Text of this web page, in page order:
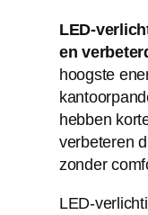
LED-
en
hoogste
hebben
verbeteren
zonder
LED-